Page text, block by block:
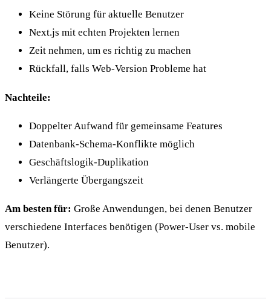
Keine Störung für aktuelle Benutzer
Next.js mit echten Projekten lernen
Zeit nehmen, um es richtig zu machen
Rückfall, falls Web-Version Probleme hat
Nachteile:
Doppelter Aufwand für gemeinsame Features
Datenbank-Schema-Konflikte möglich
Geschäftslogik-Duplikation
Verlängerte Übergangszeit
Am besten für: Große Anwendungen, bei denen Benutzer
verschiedene Interfaces benötigen (Power-User vs. mobile
Benutzer).